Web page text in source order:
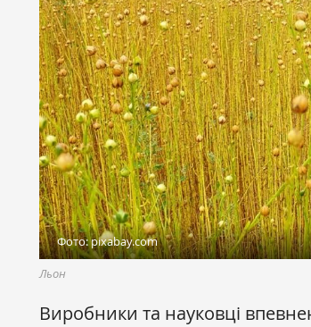
Фото: pixabay.com
Льон
Виробники та науковці